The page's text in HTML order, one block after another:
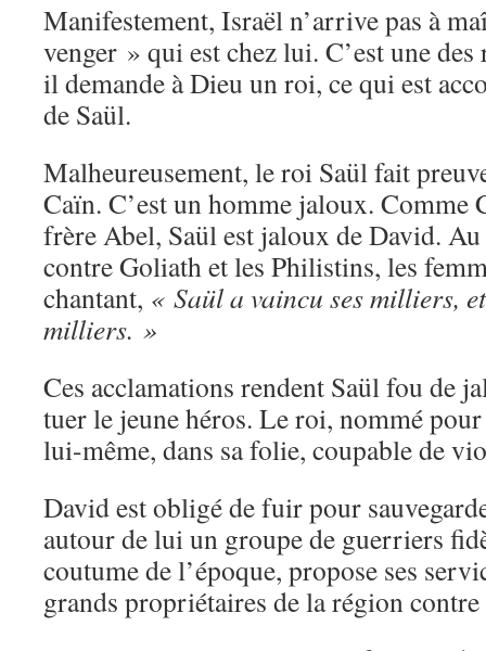
Manifestement, Israël n’arrive pas à
venger » qui est chez lui. C’est une
il demande à Dieu un roi, ce qui est
de Saül.
Malheureusement, le roi Saül fait
Caïn. C’est un homme jaloux. Comme
frère Abel, Saül est jaloux de David.
contre Goliath et les Philistins, les
chantant, « Saül a vaincu ses milliers,
milliers. »
Ces acclamations rendent Saül fou de
tuer le jeune héros. Le roi, nommé
lui-même, dans sa folie, coupable de
David est obligé de fuir pour
autour de lui un groupe de guerriers
coutume de l’époque, propose ses
grands propriétaires de la région